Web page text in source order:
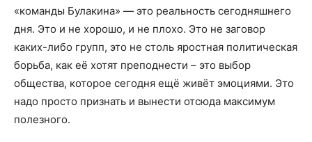
«команды Булакина» — это реальность сегодняшнего
дня. Это и не хорошо, и не плохо. Это не заговор
каких-либо групп, это не столь яростная политическая
борьба, как её хотят преподнести – это выбор
общества, которое сегодня ещё живёт эмоциями. Это
надо просто признать и вынести отсюда максимум
полезного.